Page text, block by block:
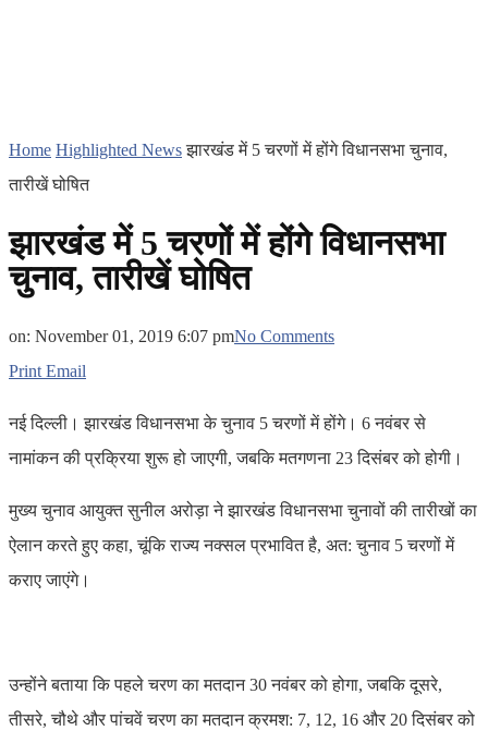
Home Highlighted News झारखंड में 5 चरणों में होंगे विधानसभा चुनाव,
तारीखें घोषित
झारखंड में 5 चरणों में होंगे विधानसभा
चुनाव, तारीखें घोषित
on: November 01, 2019 6:07 pmNo Comments
Print Email
नई दिल्ली। झारखंड विधानसभा के चुनाव 5 चरणों में होंगे। 6 नवंबर से
नामांकन की प्रक्रिया शुरू हो जाएगी, जबकि मतगणना 23 दिसंबर को होगी।
मुख्‍य चुनाव आयुक्त सुनील अरोड़ा ने झारखंड विधानसभा चुनावों की तारीखों का
ऐलान करते हुए कहा, चूंकि राज्य नक्सल प्रभावित है, अत: चुनाव 5 चरणों में
कराए जाएंगे।
उन्होंने बताया कि पहले चरण का मतदान 30 नवंबर को होगा, जबकि दूसरे,
तीसरे, चौथे और पांचवें चरण का मतदान क्रमश: 7, 12, 16 और 20 दिसंबर को